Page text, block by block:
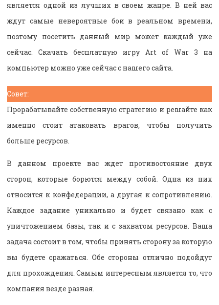
является одной из лучших в своем жанре. В ней вас
ждут самые невероятные бои в реальном времени,
поэтому посетить данный мир может каждый уже
сейчас. Скачать бесплатную игру Art of War 3 на
компьютер можно уже сейчас с нашего сайта.
Совет:
Прорабатывайте собственную стратегию и решайте как
именно стоит атаковать врагов, чтобы получить
больше ресурсов.
В данном проекте вас ждет противостояние двух
сторон, которые борются между собой. Одна из них
относится к конфедерации, а другая к сопротивлению.
Каждое задание уникально и будет связано как с
уничтожением базы, так и с захватом ресурсов. Ваша
задача состоит в том, чтобы принять сторону за которую
вы будете сражаться. Обе стороны отлично подойдут
для прохождения. Самым интересным является то, что
компания везде разная.